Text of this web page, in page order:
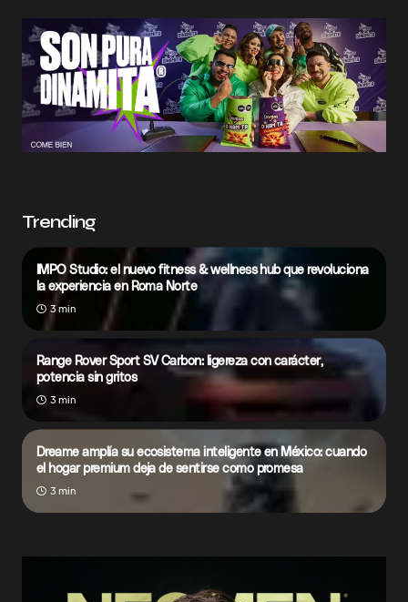
Trending
IMPO Studio: el nuevo fitness & wellness hub que revoluciona
la experiencia en Roma Norte
3 min
Range Rover Sport SV Carbon: ligereza con carácter,
potencia sin gritos
3 min
Dreame amplía su ecosistema inteligente en México: cuando
el hogar premium deja de sentirse como promesa
3 min